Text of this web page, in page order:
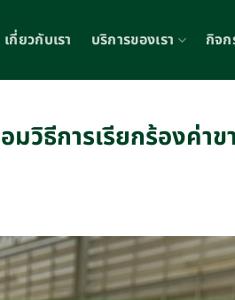
เกี่ยวกับเรา บริการของเรา กิจก
วิธีการเรียกร้องค่าข